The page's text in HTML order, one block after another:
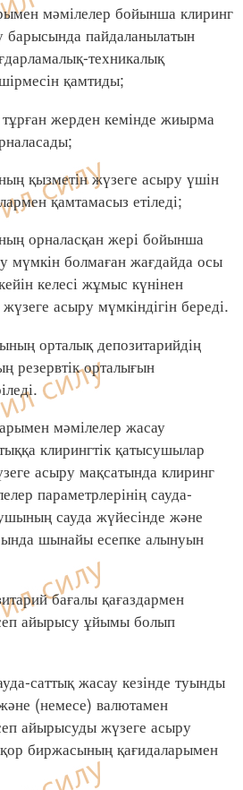
мәмілелер бойынша клиринг
барысында пайдаланылатын
техникалық
қамтиды;
жерден кемінде жиырма
қызметін жүзеге асыру үшін
қамтамасыз етіледі;
орналасқан жері бойынша
мүмкін болмаған жағдайда осы
келесі жұмыс күнінен
асыру мүмкіндігін береді.
орталық депозитарийдің
резервтік орталығын
мәмілелер жасау
клирингтік қатысушылар
асыру мақсатында клиринг
параметрлерінің сауда-
сауда жүйесінде және
шынайы есепке алынуын
бағалы қағаздармен
айырысу ұйымы болып
саттық жасау кезінде туынды
(немесе) валютамен
айырысуды жүзеге асыру
қор биржасының қағидаларымен